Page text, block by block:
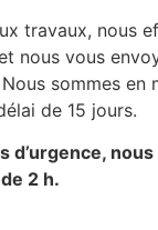
travaux, nous
nous vous
sommes en
de 15 jours.
d’urgence,
2 h.